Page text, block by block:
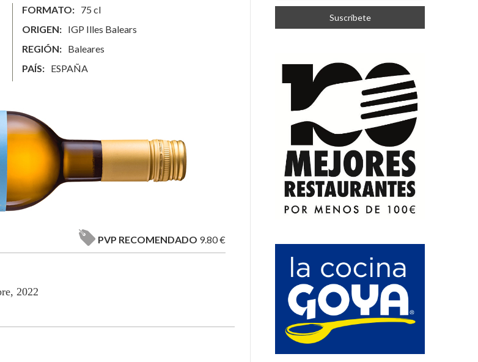
FORMATO
75 cl
ORIGEN
IGP Illes Balears
REGIÓN
Baleares
PAÍS
ESPAÑA
PVP RECOMENDADO 9.80 €
2022